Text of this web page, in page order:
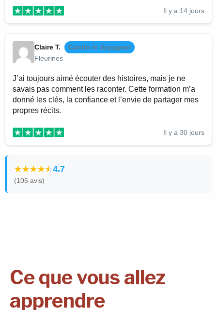
Il y a 14 jours
Claire T.
Cantin le Voyageur
Fleurines
J’ai toujours aimé écouter des histoires, mais je ne
savais pas comment les raconter. Cette formation m’a
donné les clés, la confiance et l’envie de partager mes
propres récits.
Il y a 30 jours
4.7
(105 avis)
Ce que vous allez
apprendre